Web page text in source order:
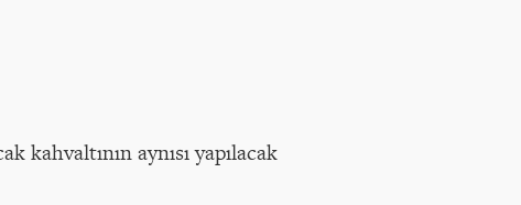
kahvaltının aynısı yapılacak